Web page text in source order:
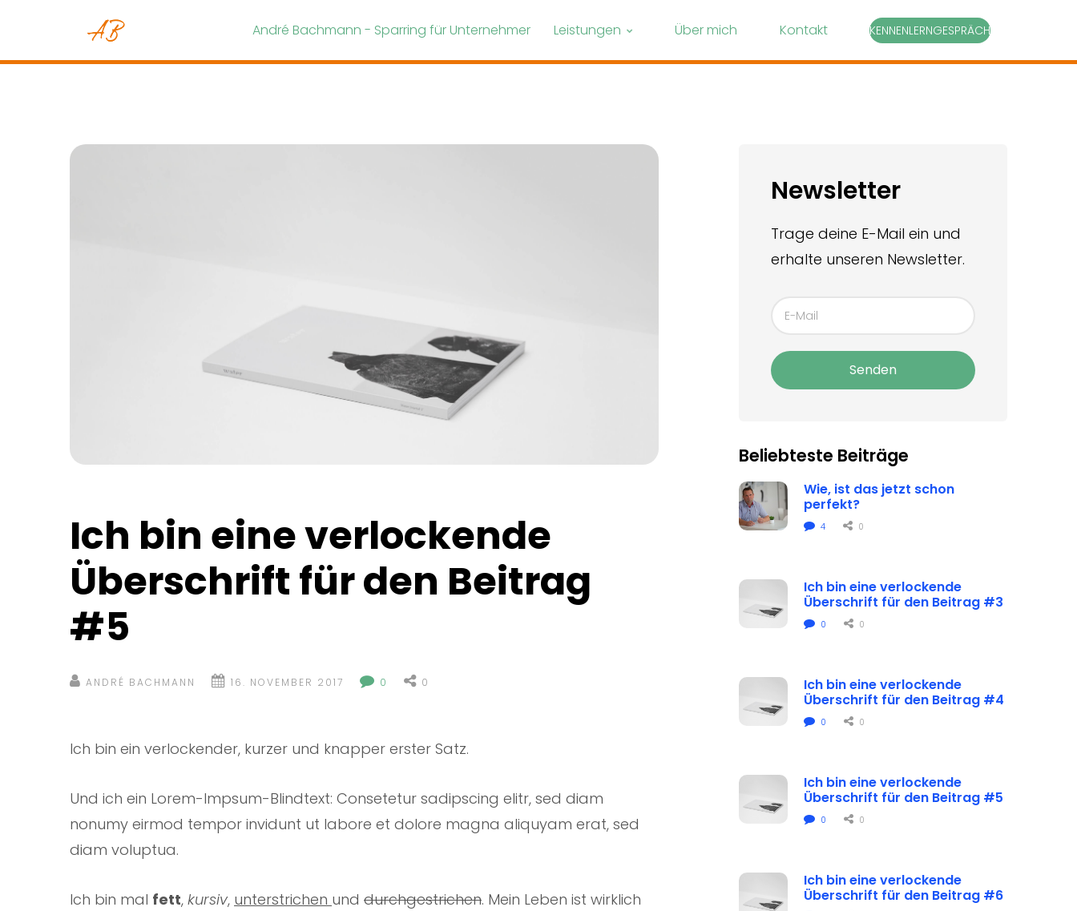
André Bachmann - Sparring für Unternehmer Leistungen Über mich Kontakt KENNENLERNGESPRÄCH
Workshop-Reihe Mitarbeiterführung
Ich bin eine verlockende
Überschrift für den Beitrag
#5
ANDRÉ BACHMANN 16. NOVEMBER 2017 0 0
Ich bin ein verlockender, kurzer und knapper erster Satz.
Und ich ein Lorem-Impsum-Blindtext: Consetetur sadipscing elitr, sed diam
nonumy eirmod tempor invidunt ut labore et dolore magna aliquyam erat, sed
diam voluptua.
Ich bin mal fett, kursiv, unterstrichen und durchgestrichen. Mein Leben ist wirklich
Newsletter
Trage deine E-Mail ein und
erhalte unseren Newsletter.
Senden
Beliebteste Beiträge
Wie, ist das jetzt schon
perfekt?
4 0
Ich bin eine verlockende
Überschrift für den Beitrag #3
0 0
Ich bin eine verlockende
Überschrift für den Beitrag #4
0 0
Ich bin eine verlockende
Überschrift für den Beitrag #5
0 0
Ich bin eine verlockende
Überschrift für den Beitrag #6